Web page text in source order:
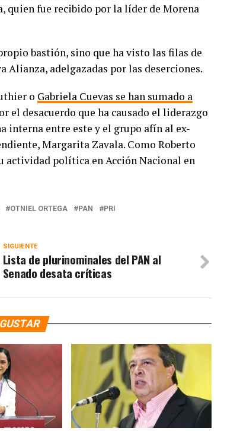
quien fue recibido por la líder de Morena
bastión, sino que ha visto las filas de
Alianza, adelgazadas por las deserciones.
o Gabriela Cuevas se han sumado a
el desacuerdo que ha causado el liderazgo
interna entre este y el grupo afín al ex-
Margarita Zavala. Como Roberto
actividad política en Acción Nacional en
OTNIEL ORTEGA PAN
PRI
SIGUIENTE
Lista de plurinominales del PAN al
Senado desata críticas